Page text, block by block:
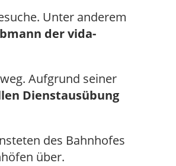
Unter anderem
der vida-
Aufgrund seiner
Dienstausübung
des Bahnhofes
über.